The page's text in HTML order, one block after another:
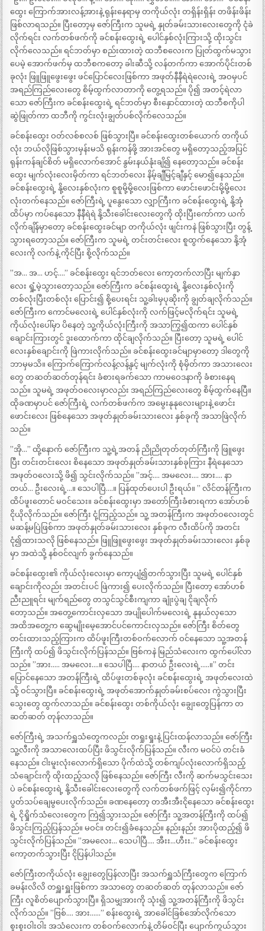
ထွေး ကြောက်အားလန့်အားနဲ့ ရုန်းနေရာမှ တကိုယ်လုံး တရှိန်းရှိန်း တဖိန်းဖိန်း
ဖြစ်လာရသည်။ ပြီးတော့မှ ဇော်ကြီးက သူမရဲ့ နှုတ်ခမ်းသားလေးတွေကို ငုံခဲ
လိုက်ရင်း လက်တစ်ဖက်ကို ခင်စန်းထွေးရဲ့ ပေါင်နှစ်လုံးကြားသို့ ထိုးသွင်း
လိုက်လေသည်။ ရင်ဘတ်မှာ စည်းထားတဲ့ ထဘီစလေးက ပြုတ်ထွက်မသွား
ပေမဲ့ အောက်ဖက်မှ ထဘီစကတော့ ခါးဆီသို့ လန်တက်ကာ အောက်ပိုင်းတစ်
ခုလုံး ဖြူဖြူဖွေးဖွေး ဖင်ပြောင်လေးဖြစ်ကာ အဖုတ်နီနီရဲရဲလေးရဲ့ အဝမှပင်
အရည်ကြည်လေးတွေ စိမ့်ထွက်လာတာကို တွေ့ရသည်။ ပို၍ အတင့်ရဲလာ
သော ဇော်ကြီးက ခင်စန်းထွေးရဲ့ ရင်ဘတ်မှာ စီးနှောင်ထားတဲ့ ထဘီစကိုပါ
ဆွဲဖြုတ်ကာ ထဘီကို ကွင်းလုံးချွတ်ပစ်လိုက်လေသည်။
ခင်စန်းထွေး ဝတ်လစ်စလစ် ဖြစ်သွားပြီ။ ခင်စန်းထွေးတစ်ယောက် တကိုယ်
လုံး ဘယ်လိုဖြစ်သွားမှန်းမသိ ရုန်းကန်ဖို့ အားအင်တွေ မရှိတော့သည့်အပြင်
ရုန်းကန်ချင်စိတ် မရှိလောက်အောင် နွမ်းနယ်နုံးချိ၍ နေတော့သည်။ ခင်စန်း
ထွေး မျက်လုံးလေးမှိတ်ကာ ရင်ဘတ်လေး နိမ့်ချီမြင့်ချီနှင့် မော၍နေသည်။
ခင်စန်းထွေးရဲ့ နို့လေးနှစ်လုံးက စူစူမို့မို့လေးဖြစ်ကာ ဖောင်းဖောင်းမို့မို့လေး
လုံးတက်နေသည်။ ဇော်ကြီးရဲ့ ပူနွေးသော လျှာကြီးက ခင်စန်းထွေးရဲ့ နို့အုံ
ထိပ်မှာ ကပ်နေသော နီနီရဲရဲ နို့သီးခေါင်းလေးတွေကို ထိုးပြီးကော်ကာ ယက်
လိုက်ချိန်မှာတော့ ခင်စန်းထွေးခင်မျာ တကိုယ်လုံး ဖျင်းကနဲ ဖြစ်သွားပြီး တွန့်
သွားရတော့သည်။ ဇော်ကြီးက သူမရဲ့ တင်းတင်းလေး စူထွက်နေသော နို့အုံ
လေးကို လက်နဲ့ ကိုင်ပြီး စို့လိုက်သည်။
”အ… အ… ဟင့်….” ခင်စန်းထွေး ရင်ဘတ်လေး ကော့တက်လာပြီး မျက်နှာ
လေး ရှုံ့မဲ့သွားတော့သည်။ ဇော်ကြီးက ခင်စန်းထွေးရဲ့ နို့လေးနှစ်လုံးကို
တစ်လုံးပြီးတစ်လုံး ပြောင်း၍ စို့ပေးရင်း သူ့ခါးမှပုဆိုးကို ချွတ်ချလိုက်သည်။
ဇော်ကြီးက ကောင်မလေးရဲ့ ပေါင်နှစ်လုံးကို လက်ဖြင့်မလိုက်ရင်း သူမရဲ့
ကိုယ်လုံးပေါ်မှာ ပိနေတဲ့ သူ့ကိုယ်လုံးကြီးကို အသာကြွ၍ထကာ ပေါင်နှစ်
ချောင်းကြားတွင် ဒူးထောက်ကာ ထိုင်ချလိုက်သည်။ ပြီးတော့ သူမရဲ့ ပေါင်
လေးနှစ်ချောင်းကို ဖြဲကားလိုက်သည်။ ခင်စန်းထွေးခင်မျာမှာတော့ ဒါတွေကို
ဘာမှမသိ။ ကြောက်ကြောက်လန့်လန့်နှင့် မျက်လုံးကို စုံမှိတ်ကာ အသားလေး
တွေ တဆတ်ဆတ်တုန်ရင်း ခံစားရခက်သော ကာမဝေဒနာကို ခံစားနေရ
သည်။ သူမရဲ့ အဖုတ်ဝလေးမှာလည်း အရည်ကြည်လေးတွေ စိမ့်ထွက်နေပြီ။
ထိုခဏမှာပင် ဇော်ကြီးရဲ့ လက်တစ်ဖက်က အမွေးနုနုလေးများနဲ့ ဖောင်း
ဖောင်းလေး ဖြစ်နေသော အဖုတ်နှုတ်ခမ်းသားလေး နှစ်ခုကို အသာဖြဲလိုက်
သည်။
”အို…” ထို့နောက် ဇော်ကြီးက သူ့ရဲ့အတန် ညိုညိုတုတ်တုတ်ကြီးကို ဖြူဖွေး
ပြီး တင်းတင်းလေး စိနေသော အဖုတ်နှုတ်ခမ်းသားနှစ်ခုကြား နီရဲနေသော
အဖုတ်ဝလေးသို့ ဖိ၍ သွင်းလိုက်သည်။ ”အင့်…. အမလေး…. အား…. နာ
တယ်… ဦးလေးရဲ့…။ သေပါပြီ….။ ပြန်ထုတ်ပေးပါ ဦးရယ်။ ” လိင်တန်ကြီးက
ထိပ်ဖူးတောင် မဝင်သေး။ ခင်စန်းထွေးမှာ အတော်ကြီးခံစားရကာ အော်ဟစ်
ငိုယိုလိုက်သည်။ ဇော်ကြီး ငုံ့ကြည့်သည်။ သူ့ အတန်ကြီးက အဖုတ်ဝလေးတွင်
မဆန့်မပြဲဖြစ်ကာ အဖုတ်နှုတ်ခမ်းသားလေး နှစ်ခုက လီးထိပ်ကို အတင်း
ငုံ၍ထားသလို ဖြစ်နေသည်။ ဖြူဖြူဖွေးဖွေး အဖုတ်နှုတ်ခမ်းသားလေး နှစ်ခု
မှာ အထဲသို့ နစ်ဝင်လျက် ခွက်နေသည်။
ခင်စန်းထွေး၏ ကိုယ်လုံးလေးမှာ ကော့ပျံ၍တက်သွားပြီး သူမရဲ့ ပေါင်နှစ်
ချောင်းကိုလည်း အတင်းပင် ဖြဲကား၍ ပေးလိုက်သည်။ ပြီးတော့ အော်ဟစ်
ညီးညူရင်း မျက်ရည်တွေ တသွင်သွင်စီးကျကာ ချုံးပွဲချ ငိုချလိုက်
တော့သည်။ အတွေ့ကောင်းလှသော အပျိုပေါက်မလေးရဲ့ နုနယ်လှသော
အထိအတွေ့က ဆွေမျိုးမေ့အောင်ပင်ကောင်းလှသည်။ ဇော်ကြီး စိတ်တွေ
တင်းထားသည့်ကြားက ထိပ်ဖူးကြီးတစ်ဝက်လောက် ဝင်နေသော သူ့အတန်
ကြီးကို ထပ်၍ ဖိသွင်းလိုက်ပြန်သည်။ ဗြစ်ကနဲ မြည်သံလေးက ထွက်ပေါ်လာ
သည်။ ”အား….. အမလေး….။ သေပါပြီ…. နာတယ် ဦးလေးရဲ့…..။” တင်း
ပြောင်နေသော အတန်ကြီးရဲ့ ထိပ်ဖူးတစ်ခုလုံး ခင်စန်းထွေးရဲ့ အဖုတ်လေးထဲ
သို့ ဝင်သွားပြီ။ ခင်စန်းထွေးရဲ့ အဖုတ်အောက်နှုတ်ခမ်းစပ်လေး ကွဲသွားပြီး
သွေးတွေ ထွက်လာသည်။ ခင်စန်းထွေး တစ်ကိုယ်လုံး ချွေးတွေပြန်ကာ တ
ဆတ်ဆတ် တုန်လာသည်။
ဇော်ကြီးရဲ့ အသက်ရှူသံတွေကလည်း တရှုးရှုးနဲ့ ပြင်းထန်လာသည်။ ဇော်ကြီး
သူ့လီးကို အသာလေးထပ်ပြီး ဖိသွင်းလိုက်ပြန်သည်။ လီးက မဝင်ပဲ တင်းခံ
နေသည်။ ငါးမူးလုံးလောက်ရှိသော ပိုက်ထဲသို့ တစ်ကျပ်လုံးလောက်ရှိသည့်
သံချောင်းကို ထိုးထည့်သလို ဖြစ်နေသည်။ ဇော်ကြီး လီးကို ဆက်မသွင်းသေး
ပဲ ခင်စန်းထွေးရဲ့ နို့သီးခေါင်းလေးတွေကို လက်တစ်ဖက်ဖြင့် လှမ်း၍ကိုင်ကာ
ပွတ်သပ်ချေမွပေးလိုက်သည်။ ခဏနေတော့ တအီးအီးငိုနေသော ခင်စန်းထွေး
ရဲ့ ငိုရှိုက်သံလေးတွေက ကြဲ၍သွားသည်။ ဇော်ကြီး သူ့အတန်ကြီးကို ထပ်၍
ဖိသွင်းကြည့်ပြန်သည်။ မဝင်။ တင်း၍ခံနေသည်။ နည်းနည်း အားပိုထည့်၍ ဖိ
သွင်းလိုက်ပြန်သည်။ ”အမလေး… သေပါပြီ…. အီးး…ဟီးး..” ခင်စန်းထွေး
ကော့တက်သွားပြီး ငိုပြန်ပါသည်။
ဇော်ကြီးတကိုယ်လုံး ချွေးတွေပြန်လာပြီး အသက်ရှူသံကြီးတွေက ကြောက်
ခမန်းလိလိ တရှူးရှူးဖြစ်ကာ အသာတွေ တဆတ်ဆတ် တုန်လာသည်။ ဇော်
ကြီး လူစိတ်ပျောက်သွားပြီ။ ရှိသမျှအားကို သုံး၍ သူ့အတန်ကြီးကို ဖိသွင်း
လိုက်သည်။ ”ဗြစ်…. အား……” စန်းထွေးရဲ့ အာခေါင်ခြစ်အော်လိုက်သော
စူးစူးဝါးဝါး အသံလေးက တစ်ဝက်လောက်နဲ့ တိမ်ဝင်ပြီး ပျောက်ကွယ်သွား